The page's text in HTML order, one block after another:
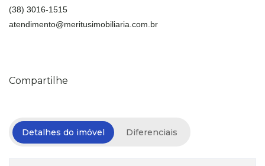
(38) 3016-1515
atendimento@meritusimobiliaria.com.br
Compartilhe
Detalhes do imóvel Diferenciais